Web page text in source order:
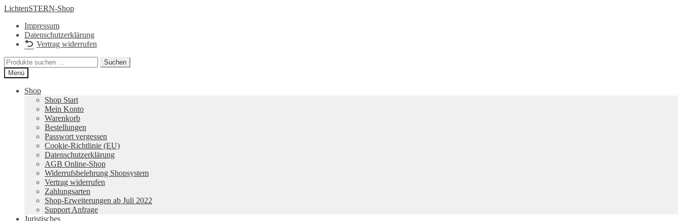
Zur
springen
Zum
springen
LichtenSTERN-Shop
Impressum
Datenschutzerklärung
Vertrag widerrufen
Suchen
nach:
Suchen
Menü
Shop
Shop Start
Mein Konto
Warenkorb
Bestellungen
Passwort vergessen
Cookie-Richtlinie (EU)
Datenschutzerklärung
AGB Online-Shop
Widerrufsbelehrung Shopsystem
Vertrag widerrufen
Zahlungsarten
Shop-Erweiterungen ab Juli 2022
Support Anfrage
Juristisches